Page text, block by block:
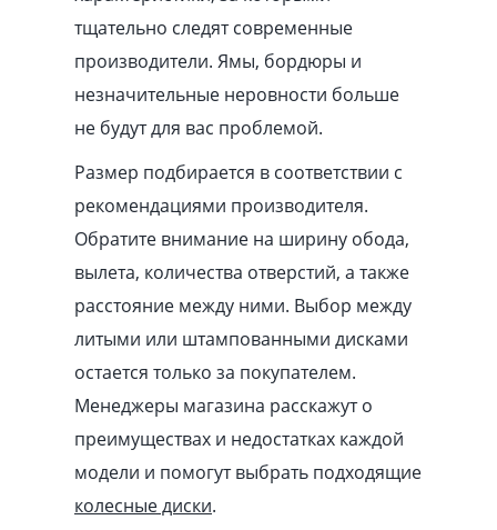
тщательно следят современные
производители. Ямы, бордюры и
незначительные неровности больше
не будут для вас проблемой.
Размер подбирается в соответствии с
рекомендациями производителя.
Обратите внимание на ширину обода,
вылета, количества отверстий, а также
расстояние между ними. Выбор между
литыми или штампованными дисками
остается только за покупателем.
Менеджеры магазина расскажут о
преимуществах и недостатках каждой
модели и помогут выбрать подходящие
колесные диски.